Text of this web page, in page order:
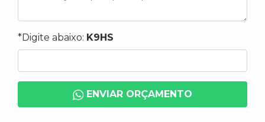
*Digite abaixo: K9HS
ENVIAR ORÇAMENTO